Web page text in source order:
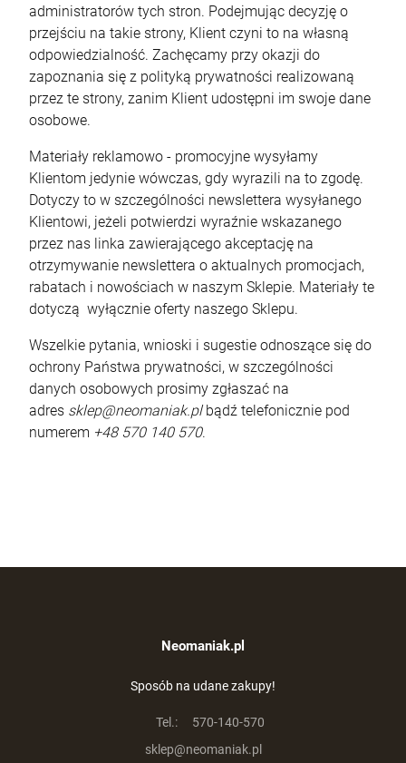
administratorów tych stron. Podejmując decyzję o
przejściu na takie strony, Klient czyni to na własną
odpowiedzialność. Zachęcamy przy okazji do
zapoznania się z polityką prywatności realizowaną
przez te strony, zanim Klient udostępni im swoje dane
osobowe.
Materiały reklamowo - promocyjne wysyłamy
Klientom jedynie wówczas, gdy wyrazili na to zgodę.
Dotyczy to w szczególności newslettera wysyłanego
Klientowi, jeżeli potwierdzi wyraźnie wskazanego
przez nas linka zawierającego akceptację na
otrzymywanie newslettera o aktualnych promocjach,
rabatach i nowościach w naszym Sklepie. Materiały te
dotyczą wyłącznie oferty naszego Sklepu.
Wszelkie pytania, wnioski i sugestie odnoszące się do
ochrony Państwa prywatności, w szczególności
danych osobowych prosimy zgłaszać na
adres sklep@neomaniak.pl bądź telefonicznie pod
numerem +48 570 140 570.
Neomaniak.pl
Sposób na udane zakupy!
Tel.:
570-140-570
sklep@neomaniak.pl